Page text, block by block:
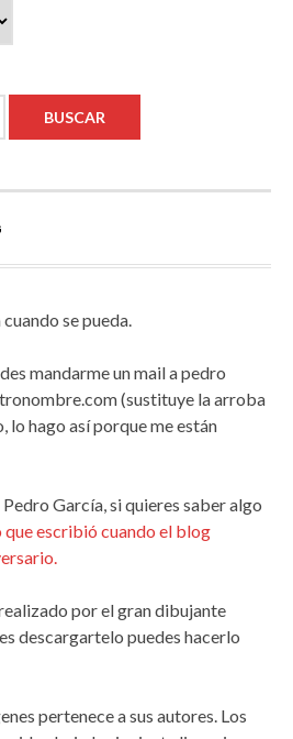
se pueda.
mandarme un mail a pedro
(sustituye la arroba
lo hago así porque me están
García, si quieres saber algo
que escribió cuando el blog
por el gran dibujante
descargartelo puedes hacerlo
pertenece a sus autores. Los